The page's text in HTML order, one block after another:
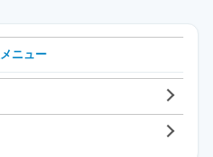
ニュー